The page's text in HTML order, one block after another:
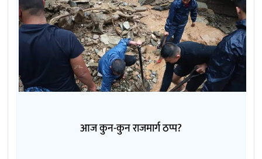
आज कुन-कुन राजमार्ग ठप्प?